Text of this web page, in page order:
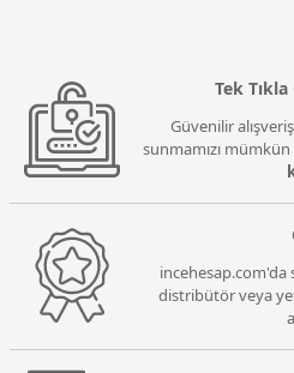
Tek
Güvenilir
sunmamızı
distribütör veya